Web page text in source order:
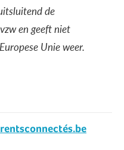
de
en geeft niet
Unie weer.